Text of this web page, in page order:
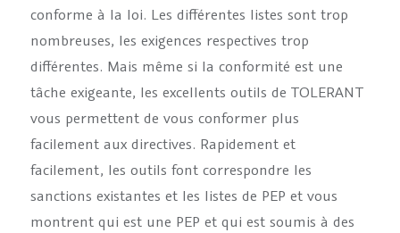
conforme à la loi. Les différentes listes sont trop
nombreuses, les exigences respectives trop
différentes. Mais même si la conformité est une
tâche exigeante, les excellents outils de TOLERANT
vous permettent de vous conformer plus
facilement aux directives. Rapidement et
facilement, les outils font correspondre les
sanctions existantes et les listes de PEP et vous
montrent qui est une PEP et qui est soumis à des